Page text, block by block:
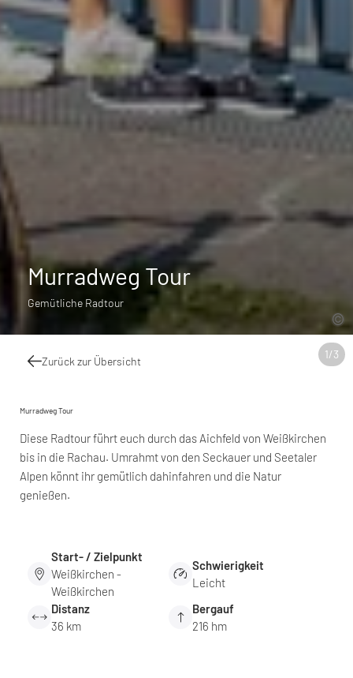
1/3
Murradweg Tour
Gemütliche Radtour
Zurück zur Übersicht
Murradweg Tour
Diese Radtour führt euch durch das Aichfeld von Weißkirchen
bis in die Rachau. Umrahmt von den Seckauer und Seetaler
Alpen könnt ihr gemütlich dahinfahren und die Natur
genießen.
Start- / Zielpunkt
Weißkirchen -
Weißkirchen
Schwierigkeit
Leicht
Distanz
36 km
Bergauf
216 hm